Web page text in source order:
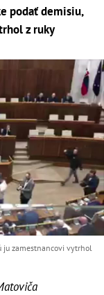
podať demisiu,
z ruky
ju zamestnancovi vytrhol